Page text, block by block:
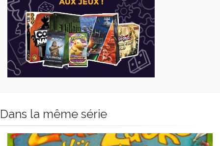
Dans la même série